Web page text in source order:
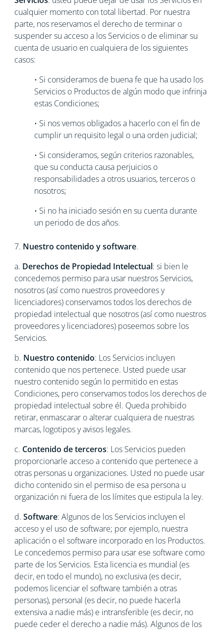
cualquier momento con total libertad. Por nuestra
parte, nos reservamos el derecho de terminar o
suspender su acceso a los Servicios o de eliminar su
cuenta de usuario en cualquiera de los siguientes
casos:
• Si consideramos de buena fe que ha usado los
Servicios o Productos de algún modo que infrinja
estas Condiciones;
• Si nos vemos obligados a hacerlo con el fin de
cumplir un requisito legal o una orden judicial;
• Si consideramos, según criterios razonables,
que su conducta causa perjuicios o
responsabilidades a otros usuarios, terceros o
nosotros;
• Si no ha iniciado sesión en su cuenta durante
un periodo de dos años.
7. Nuestro contenido y software.
a. Derechos de Propiedad Intelectual: si bien le
concedemos permiso para usar nuestros Servicios,
nosotros (así como nuestros proveedores y
licenciadores) conservamos todos los derechos de
propiedad intelectual que nosotros (así como nuestros
proveedores y licenciadores) poseemos sobre los
Servicios.
b. Nuestro contenido: Los Servicios incluyen
contenido que nos pertenece. Usted puede usar
nuestro contenido según lo permitido en estas
Condiciones, pero conservamos todos los derechos de
propiedad intelectual sobre él. Queda prohibido
retirar, enmascarar o alterar cualquiera de nuestras
marcas, logotipos y avisos legales.
c. Contenido de terceros: Los Servicios pueden
proporcionarle acceso a contenido que pertenece a
otras personas u organizaciones. Usted no puede usar
dicho contenido sin el permiso de esa persona u
organización ni fuera de los límites que estipula la ley.
d. Software: Algunos de los Servicios incluyen el
acceso y el uso de software; por ejemplo, nuestra
aplicación o el software incorporado en los Productos.
Le concedemos permiso para usar ese software como
parte de los Servicios. Esta licencia es mundial (es
decir, en todo el mundo), no exclusiva (es decir,
podemos licenciar el software también a otras
personas), personal (es decir, no puede hacerla
extensiva a nadie más) e intransferible (es decir, no
puede ceder el derecho a nadie más). Algunos de los